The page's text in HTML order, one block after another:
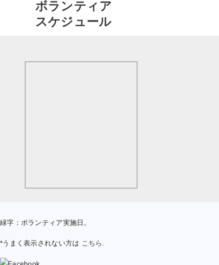
ボランティア
スケジュール
緑字：ボランティア実施日。
*うまく表示されない方は こちら